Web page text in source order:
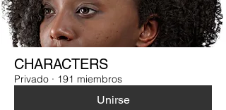
CHARACTERS
Privado · 191 miembros
Unirse